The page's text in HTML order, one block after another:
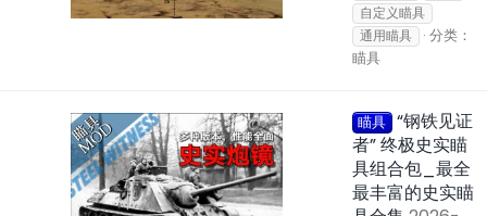
自定义瞄具
通用瞄具
分类：
瞄具
瞄具 “钢铁见证
者” 终极史实瞄
具组合包_最全
最丰富的史实瞄